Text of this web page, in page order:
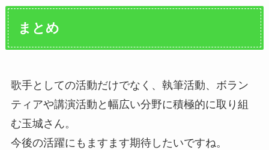
まとめ
歌手としての活動だけでなく、執筆活動、ボラン
ティアや講演活動と幅広い分野に積極的に取り組
む玉城さん。
今後の活躍にもますます期待したいですね。